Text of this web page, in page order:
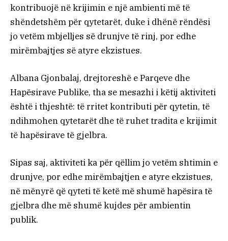
kontribuojë në krijimin e një ambienti më të
shëndetshëm për qytetarët, duke i dhënë rëndësi
jo vetëm mbjelljes së drunjve të rinj, por edhe
mirëmbajtjes së atyre ekzistues.
Albana Gjonbalaj, drejtoreshë e Parqeve dhe
Hapësirave Publike, tha se mesazhi i këtij aktiviteti
është i thjeshtë: të rritet kontributi për qytetin, të
ndihmohen qytetarët dhe të ruhet tradita e krijimit
të hapësirave të gjelbra.
Sipas saj, aktiviteti ka për qëllim jo vetëm shtimin e
drunjve, por edhe mirëmbajtjen e atyre ekzistues,
në mënyrë që qyteti të ketë më shumë hapësira të
gjelbra dhe më shumë kujdes për ambientin
publik.